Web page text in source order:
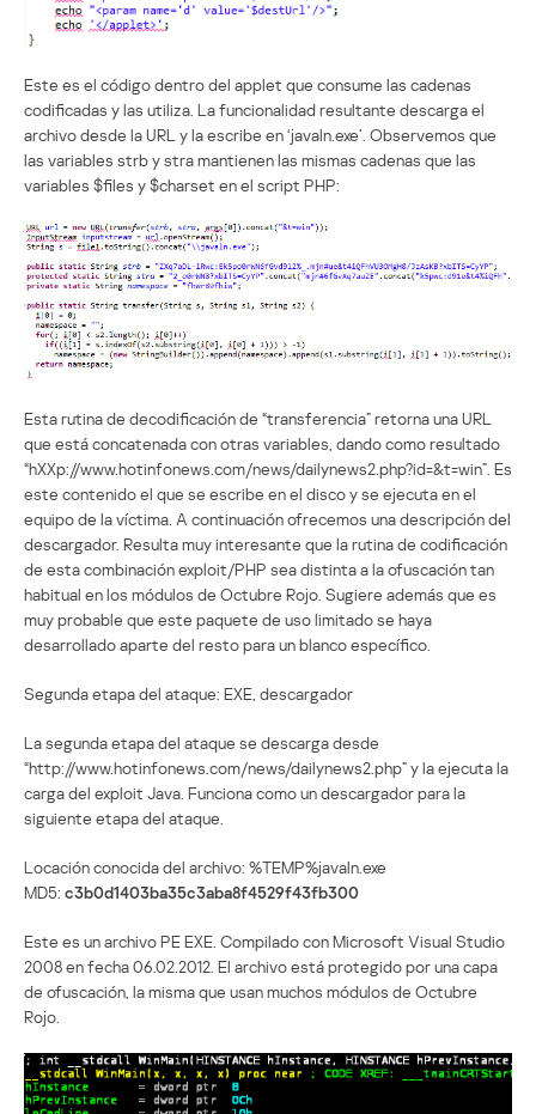
Este es el código dentro del applet que consume las cadenas
codificadas y las utiliza. La funcionalidad resultante descarga el
archivo desde la URL y la escribe en ‘javaln.exe’. Observemos que
las variables strb y stra mantienen las mismas cadenas que las
variables $files y $charset en el script PHP:
Esta rutina de decodificación de “transferencia” retorna una URL
que está concatenada con otras variables, dando como resultado
“hXXp://www.hotinfonews.com/news/dailynews2.php?id=&t=win”. Es
este contenido el que se escribe en el disco y se ejecuta en el
equipo de la víctima. A continuación ofrecemos una descripción del
descargador. Resulta muy interesante que la rutina de codificación
de esta combinación exploit/PHP sea distinta a la ofuscación tan
habitual en los módulos de Octubre Rojo. Sugiere además que es
muy probable que este paquete de uso limitado se haya
desarrollado aparte del resto para un blanco específico.
Segunda etapa del ataque: EXE, descargador
La segunda etapa del ataque se descarga desde
“http://www.hotinfonews.com/news/dailynews2.php” y la ejecuta la
carga del exploit Java. Funciona como un descargador para la
siguiente etapa del ataque.
Locación conocida del archivo: %TEMP%javaln.exe
MD5: c3b0d1403ba35c3aba8f4529f43fb300
Este es un archivo PE EXE. Compilado con Microsoft Visual Studio
2008 en fecha 06.02.2012. El archivo está protegido por una capa
de ofuscación, la misma que usan muchos módulos de Octubre
Rojo.